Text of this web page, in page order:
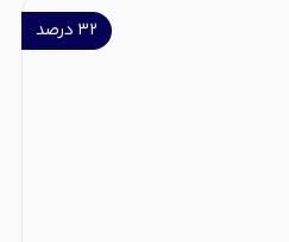
۳۲ درصد